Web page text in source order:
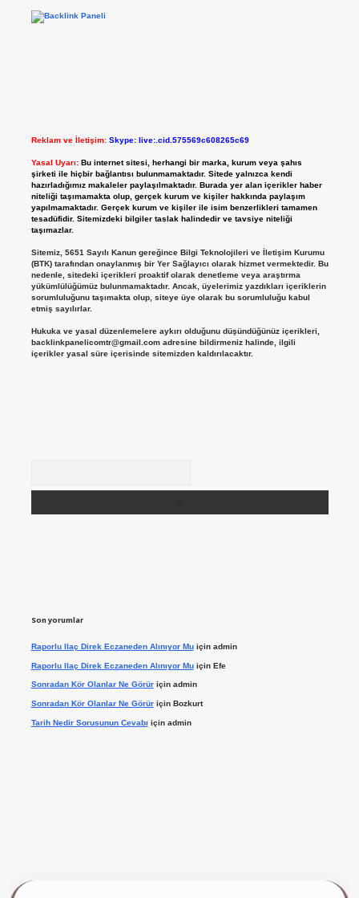
Reklam ve İletişim: Skype: live:.cid.575569c608265c69
Yasal Uyarı: Bu internet sitesi, herhangi bir marka, kurum veya şahıs
şirketi ile hiçbir bağlantısı bulunmamaktadır. Sitede yalnızca kendi
hazırladığımız makaleler paylaşılmaktadır. Burada yer alan içerikler haber
niteliği taşımamakta olup, gerçek kurum ve kişiler hakkında paylaşım
yapılmamaktadır. Gerçek kurum ve kişiler ile isim benzerlikleri tamamen
tesadüfidir. Sitemizdeki bilgiler taslak halindedir ve tavsiye niteliği
taşımazlar.
Sitemiz, 5651 Sayılı Kanun gereğince Bilgi Teknolojileri ve İletişim Kurumu
(BTK) tarafından onaylanmış bir Yer Sağlayıcı olarak hizmet vermektedir. Bu
nedenle, sitedeki içerikleri proaktif olarak denetleme veya araştırma
yükümlülüğümüz bulunmamaktadır. Ancak, üyelerimiz yazdıkları içeriklerin
sorumluluğunu taşımakta olup, siteye üye olarak bu sorumluluğu kabul
etmiş sayılırlar.
Hukuka ve yasal düzenlemelere aykırı olduğunu düşündüğünüz içerikleri,
backlinkpanelicomtr@gmail.comadresine bildirmeniz halinde, ilgili
içerikler yasal süre içerisinde sitemizden kaldırılacaktır.
Son yorumlar
Raporlu Ilaç Direk Eczaneden Alınıyor Muiçin admin
Raporlu Ilaç Direk Eczaneden Alınıyor Muiçin Efe
Sonradan Kör Olanlar Ne Görüriçin admin
Sonradan Kör Olanlar Ne Görüriçin Bozkurt
Tarih Nedir Sorusunun Cevabı için admin